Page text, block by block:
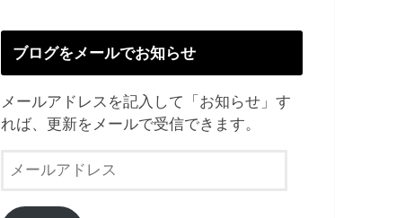
ブログをメールでお知らせ
メールアドレスを記入して「お知らせ」す
れば、更新をメールで受信できます。
ル